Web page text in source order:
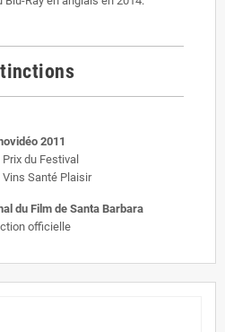
2011
du Festival
Santé Plaisir
du Film de Santa Barbara
officielle